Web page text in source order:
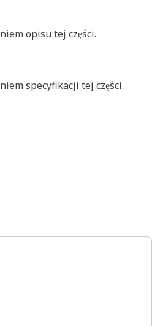
opisu tej części.
specyfikacji tej części.